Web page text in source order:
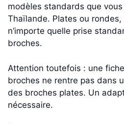
modèles standards que
Thaïlande. Plates ou rondes,
n’importe quelle prise
broches.
Attention toutefois : une
broches ne rentre pas dans
des broches plates. Un
nécessaire.